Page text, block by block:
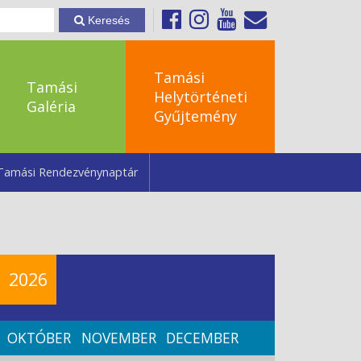
Keresés
Tamási
Galéria
Tamási
Helytörténeti
Gyűjtemény
Rendezvénynaptár
2026
OKTÓBER NOVEMBER DECEMBER